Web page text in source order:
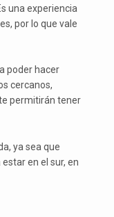
una experiencia
por lo que vale
poder hacer
cercanos,
permitirán tener
ya sea que
en el sur, en